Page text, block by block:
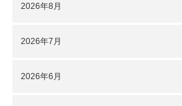
2026年8月
2026年7月
2026年6月